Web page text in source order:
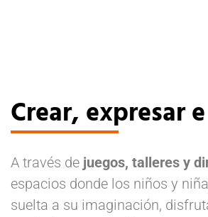
Crear, expresar
A través de juegos, talleres y
espacios donde los niños y
suelta a su imaginación,